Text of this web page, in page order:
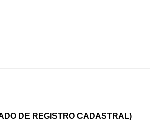
DE REGISTRO CADASTRAL)